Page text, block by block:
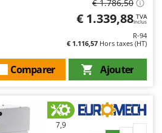
€ 1.786,50
€ 1.339,88 TVA
Inclus
R-94
€ 1.116,57 Hors taxes (HT)
Ajouter
Comparer
7,9